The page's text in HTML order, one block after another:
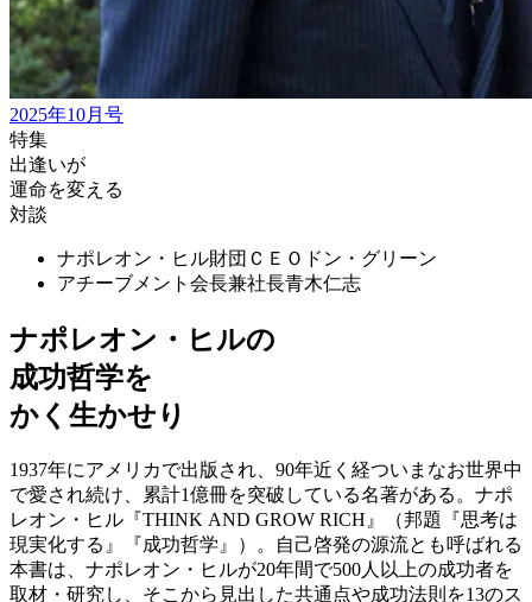
2025年10月号
特集
出逢いが
運命を変える
対談
ナポレオン・ヒル財団ＣＥＯ ドン・グリーン
アチーブメント会長兼社長青木仁志
ナポレオン・ヒルの
成功哲学を
かく生かせり
1937年にアメリカで出版され、90年近く経ついまなお世界中
で愛され続け、累計1億冊を突破している名著がある。ナポ
レオン・ヒル『THINK AND GROW RICH』（邦題『思考は
現実化する』『成功哲学』）。自己啓発の源流とも呼ばれる
本書は、ナポレオン・ヒルが20年間で500人以上の成功者を
取材・研究し、そこから見出した共通点や成功法則を13のス